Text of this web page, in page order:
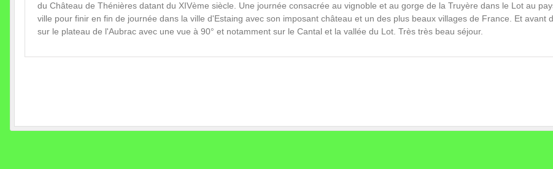
du Château de Thénières datant du XIVème siècle. Une journée consacrée au vignoble et au gorge de la Truyère dans le Lot au
ville pour finir en fin de journée dans la ville d'Estaing avec son imposant château et un des plus beaux villages de France. Et
sur le plateau de l'Aubrac avec une vue à 90° et notamment sur le Cantal et la vallée du Lot. Très très beau séjour.